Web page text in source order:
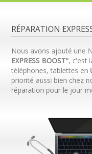
RÉPARATION
Nous avons ajouté une
EXPRESS BOOST", c'est
téléphones, tablettes en
priorité aussi bien chez
réparation pour le jour